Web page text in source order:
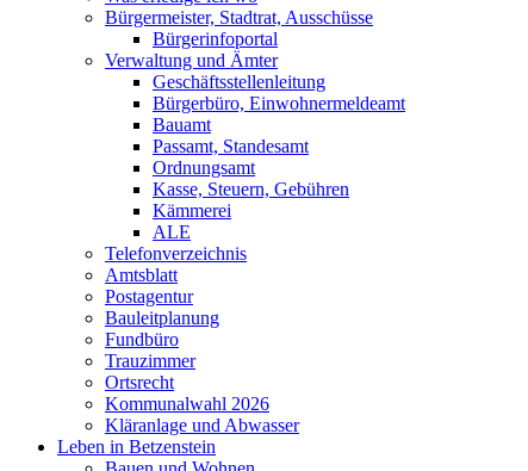
Bürgermeister, Stadtrat, Ausschüsse
Bürgerinfoportal
Verwaltung und Ämter
Geschäftsstellenleitung
Bürgerbüro, Einwohnermeldeamt
Bauamt
Passamt, Standesamt
Ordnungsamt
Kasse, Steuern, Gebühren
Kämmerei
ALE
Telefonverzeichnis
Amtsblatt
Postagentur
Bauleitplanung
Fundbüro
Trauzimmer
Ortsrecht
Kommunalwahl 2026
Kläranlage und Abwasser
Leben in Betzenstein